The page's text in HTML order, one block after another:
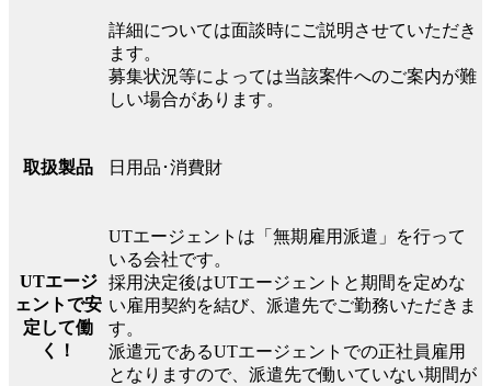
詳細については面談時にご説明させていただき
ます。
募集状況等によっては当該案件へのご案内が難
しい場合があります。
取扱製品 日用品･消費財
UTエージ
ェントで安
定して働
く！
UTエージェントは「無期雇用派遣」を行って
いる会社です。
採用決定後はUTエージェントと期間を定めな
い雇用契約を結び、派遣先でご勤務いただきま
す。
派遣元であるUTエージェントでの正社員雇用
となりますので、派遣先で働いていない期間が